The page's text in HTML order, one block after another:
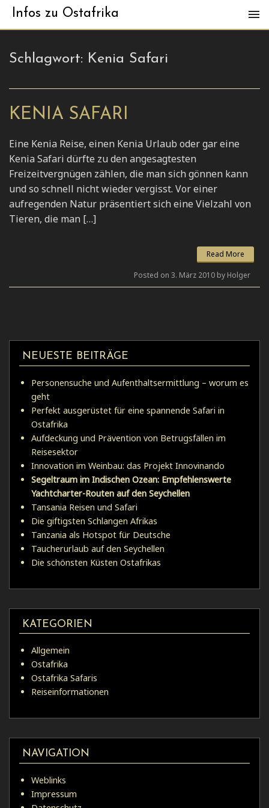
Infos zu Ostafrika
Schlagwort: Kenia Safari
KENIA SAFARI
Eine Kenia Reise, einen Kenia Urlaub oder gar eine
Kenia Safari dürfte zu den angesagtesten
Freizeitvergnügen zählen, die man sich gönnen kann
und so schnell nicht wieder vergisst. Vor einer
aufregenden Natur präsentiert sich eine Vielzahl von
Tieren, die man […]
Read More
Posted on 3. März 2010 by Holger
NEUESTE BEITRÄGE
Personensuche und Aufenthaltsermittlung – worum es
geht
Perfekt ausgerüstet für eine spannende Safari in
Ostafrika
Aufdeckung und Prävention von Betrugsfällen im
Reisesektor
Innovation im Weinbau: das Projekt Innovinando
Segeltraum im Indischen Ozean: Empfehlenswerte
Yachtcharter-Routen auf den Seychellen
Tansania Reisen und Safari
Die giftigsten Schlangen Afrikas
Tanzania als Hotspot für Deutsche
Taucherurlaub auf den Seychellen
Die schönsten Küsten Ostafrikas
KATEGORIEN
Allgemein
Ostafrika
Ostafrika Safaris
Reiseinformationen
NAVIGATION
Weblinks
Impressum